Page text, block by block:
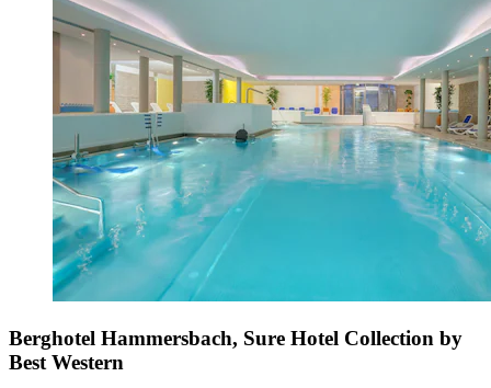
Berghotel Hammersbach, Sure Hotel Collection by
Best Western